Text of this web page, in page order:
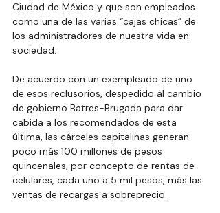
Ciudad de México y que son empleados
como una de las varias “cajas chicas” de
los administradores de nuestra vida en
sociedad.
De acuerdo con un exempleado de uno
de esos reclusorios, despedido al cambio
de gobierno Batres-Brugada para dar
cabida a los recomendados de esta
última, las cárceles capitalinas generan
poco más 100 millones de pesos
quincenales, por concepto de rentas de
celulares, cada uno a 5 mil pesos, más las
ventas de recargas a sobreprecio.